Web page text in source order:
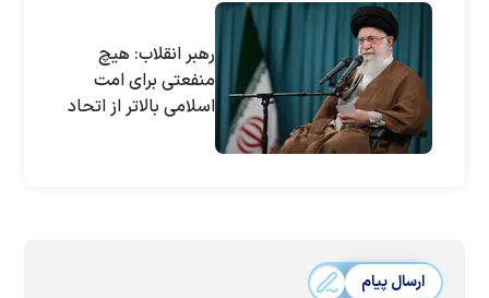
رهبر انقلاب: هیچ
منفعتی برای امت
اسلامی بالاتر از اتحاد
ارسال پیام